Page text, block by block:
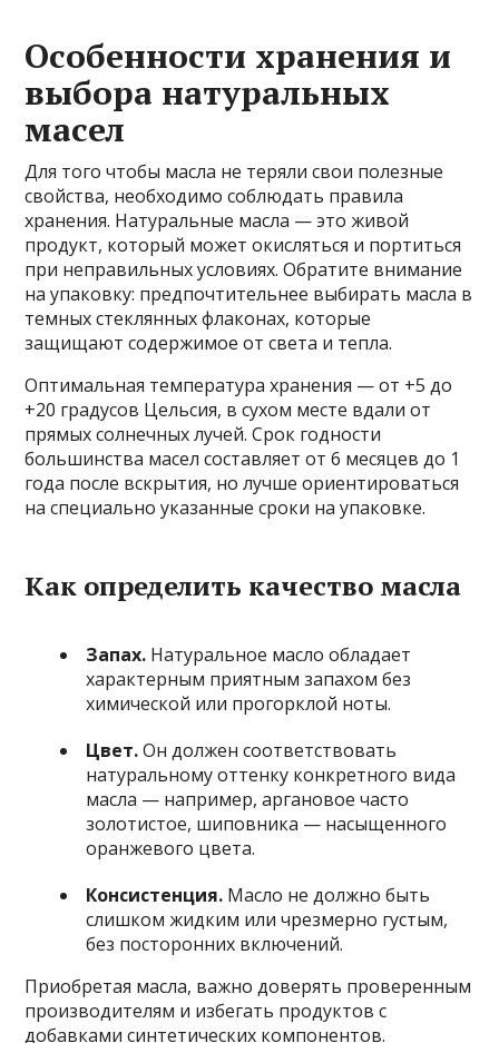
Особенности хранения и
выбора натуральных
масел
Для того чтобы масла не теряли свои полезные
свойства, необходимо соблюдать правила
хранения. Натуральные масла — это живой
продукт, который может окисляться и портиться
при неправильных условиях. Обратите внимание
на упаковку: предпочтительнее выбирать масла в
темных стеклянных флаконах, которые
защищают содержимое от света и тепла.
Оптимальная температура хранения — от +5 до
+20 градусов Цельсия, в сухом месте вдали от
прямых солнечных лучей. Срок годности
большинства масел составляет от 6 месяцев до 1
года после вскрытия, но лучше ориентироваться
на специально указанные сроки на упаковке.
Как определить качество масла
Запах. Натуральное масло обладает
характерным приятным запахом без
химической или прогорклой ноты.
Цвет.Он должен соответствовать
натуральному оттенку конкретного вида
масла — например, аргановое часто
золотистое, шиповника — насыщенного
оранжевого цвета.
Консистенция. Масло не должно быть
слишком жидким или чрезмерно густым,
без посторонних включений.
Приобретая масла, важно доверять проверенным
производителям и избегать продуктов с
добавками синтетических компонентов.